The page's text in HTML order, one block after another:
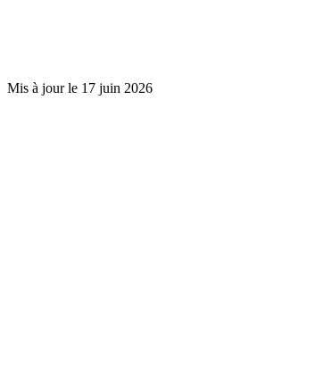
Mis à jour le 17 juin 2026